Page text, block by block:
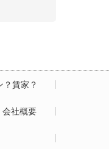
賃家？
会社概要